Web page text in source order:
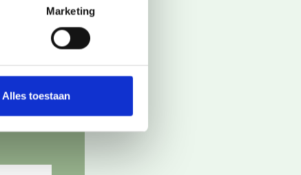
Marketing
Alles toestaan